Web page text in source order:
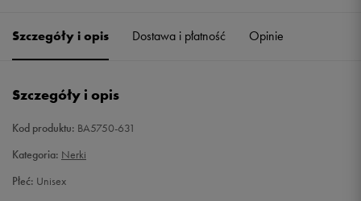
Szczegóły i opis Dostawa i płatność Opinie
Szczegóły i opis
Kod produktu: BA5750-631
Kategoria: Nerki
Płeć: Unisex